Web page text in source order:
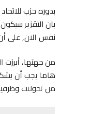
بدوره حزب
بان التقزير
نفس الان, على أن
من جهتها، أبرزت
هاما يجب أن
من تحولات